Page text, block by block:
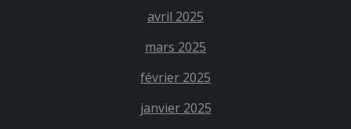
avril 2025
mars 2025
février 2025
janvier 2025